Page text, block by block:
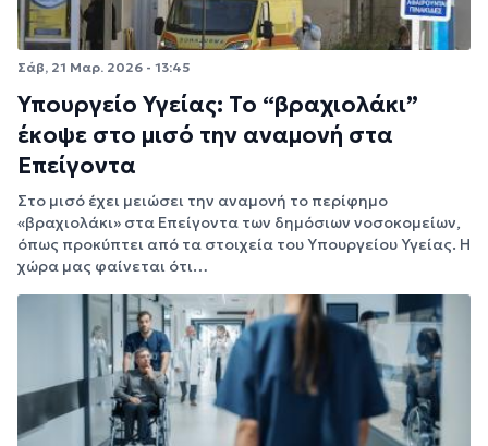
Σάβ, 21 Μαρ. 2026 - 13:45
Υπουργείο Υγείας: Το “βραχιολάκι”
έκοψε στο μισό την αναμονή στα
Επείγοντα
Στο μισό έχει μειώσει την αναμονή το περίφημο
«βραχιολάκι» στα Επείγοντα των δημόσιων νοσοκομείων,
όπως προκύπτει από τα στοιχεία του Υπουργείου Υγείας. Η
χώρα μας φαίνεται ότι…